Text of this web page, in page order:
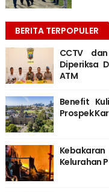
BERITA TERPOPULER
CCTV
Diperiksa
ATM
Benefit
Prospek
Kelurahan